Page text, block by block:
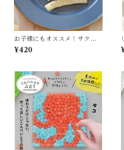
お子様にもオススメ！サクッ
とした食感で玉ねぎの甘みが
美味しい「たまねぎスナッ
¥420